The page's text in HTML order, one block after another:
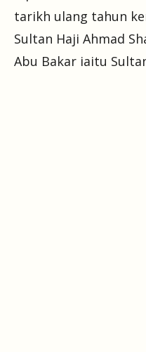
tarikh ulang tahun
Sultan Haji Ahmad
Abu Bakar iaitu